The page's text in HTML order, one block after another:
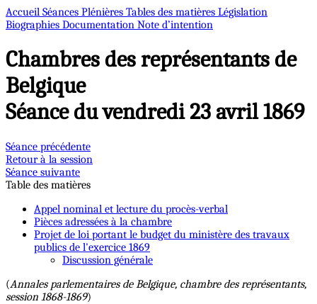
Accueil Séances Plénières Tables des matières Législation
Biographies Documentation Note d’intention
Chambres des représentants de
Belgique
Séance du vendredi 23 avril 1869
Séance précédente
Retour à la session
Séance suivante
Table des matières
Appel nominal et lecture du procès-verbal
Pièces adressées à la chambre
Projet de loi portant le budget du ministère des travaux
publics de l'exercice 1869
Discussion générale
(Annales parlementaires de Belgique, chambre des représentants,
session 1868-1869)